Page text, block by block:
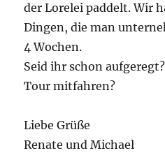
der Lorelei paddelt. Wir
Dingen, die man
4 Wochen.
Seid ihr schon
Tour mitfahren?
Liebe Grüße
Renate und Michael